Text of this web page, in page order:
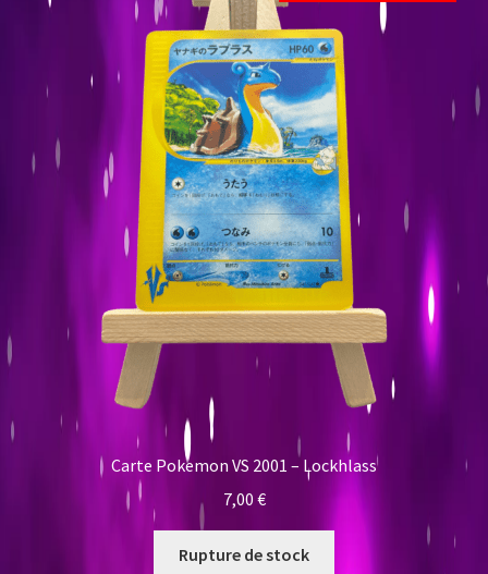
Carte Pokemon VS 2001 – Lockhlass
7,00 €
Rupture de stock